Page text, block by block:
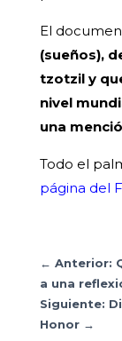
El
(sueños),
tzotzil y
nivel
una
Todo el
página del
← Anterior:
a una
Siguiente:
Honor→